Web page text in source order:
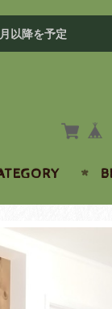
以降を予定